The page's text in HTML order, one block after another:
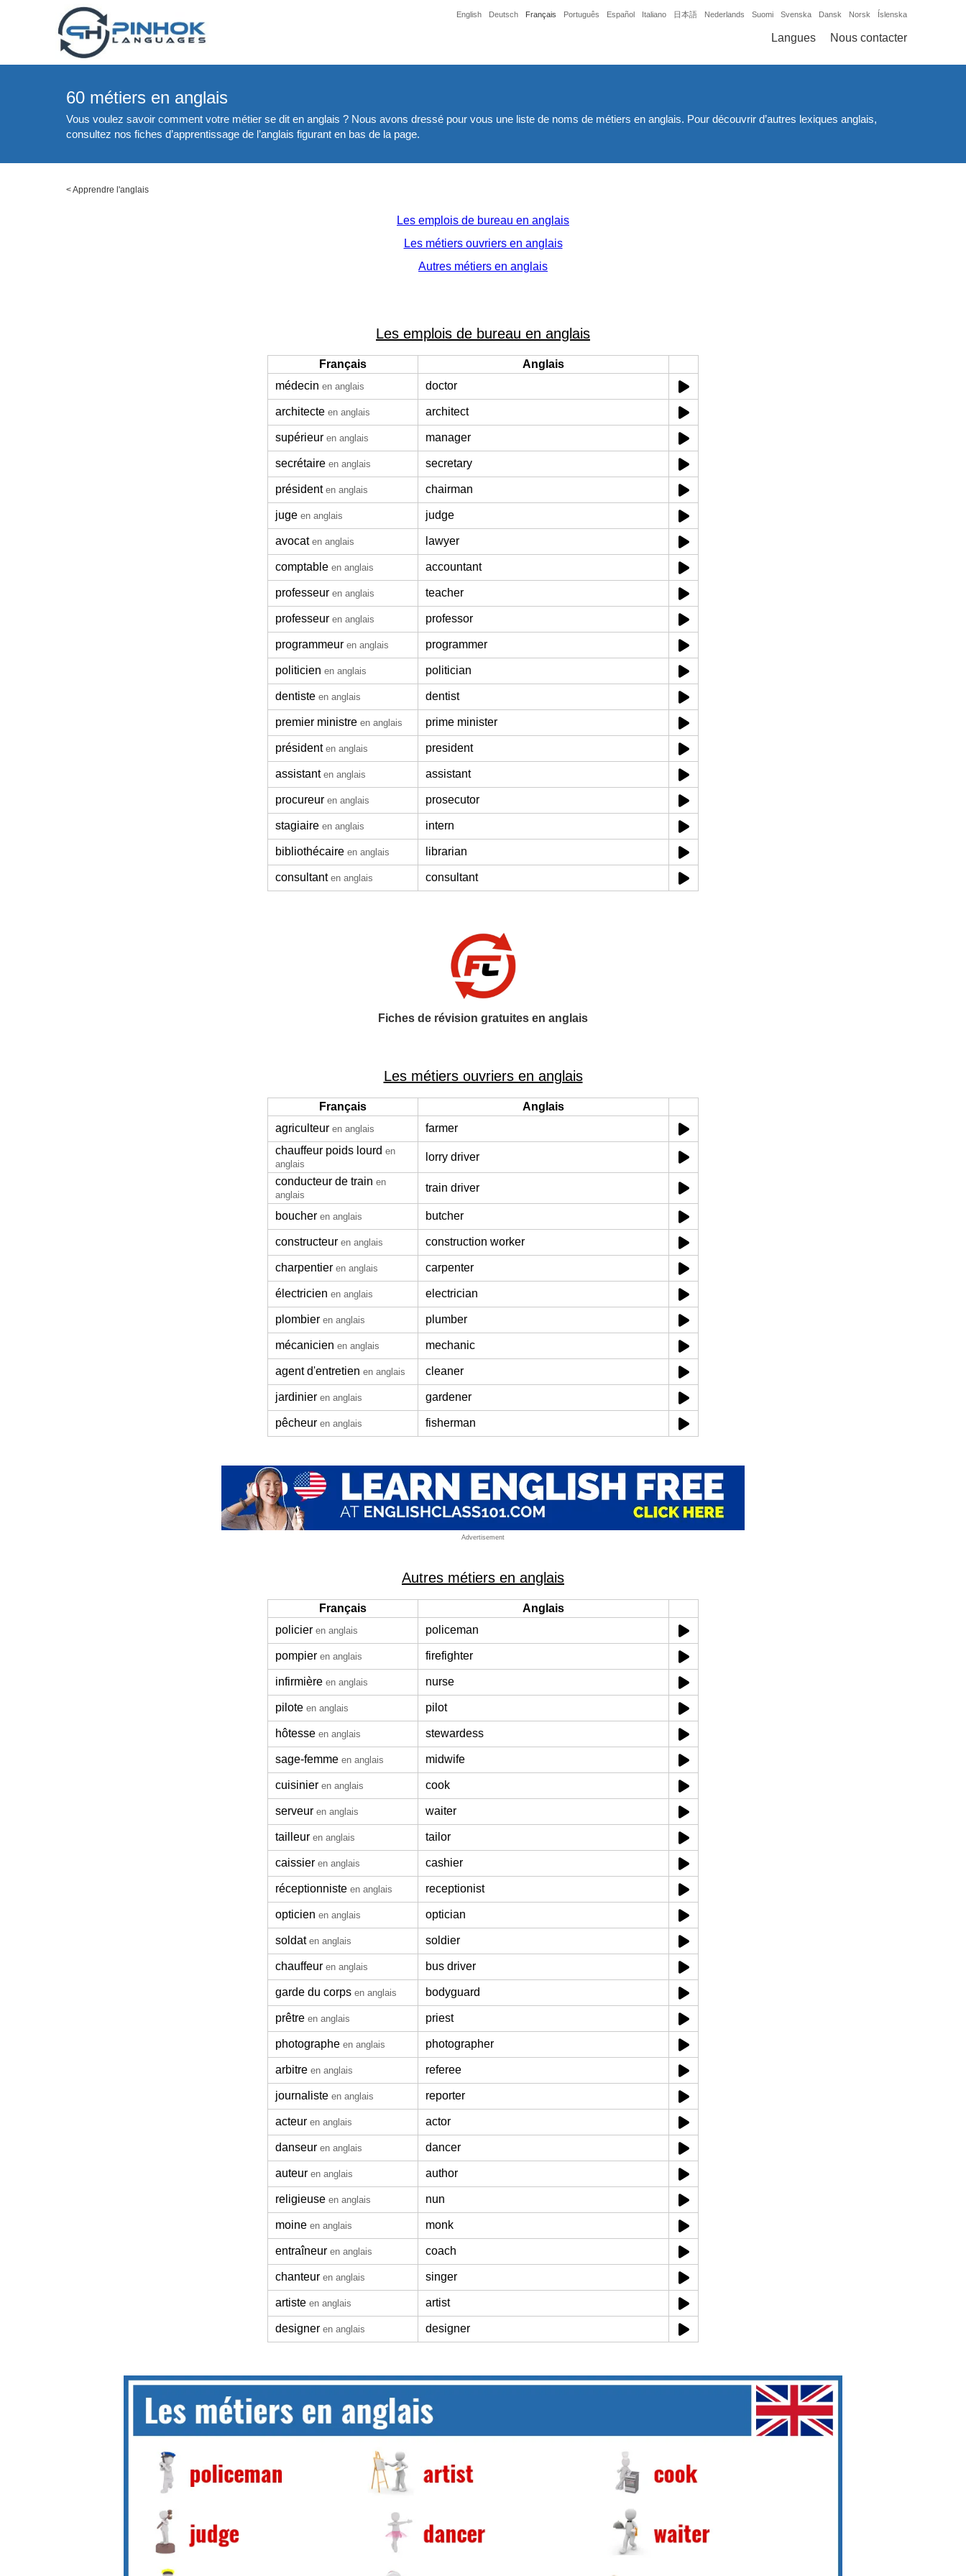
English Deutsch Français Português Español Italiano 日本語 Nederlands Suomi Svenska Dansk Norsk Íslenska
Langues Nous contacter
60 métiers en anglais
Vous voulez savoir comment votre métier se dit en anglais ? Nous avons dressé pour vous une liste de noms de métiers en anglais. Pour découvrir d’autres lexiques anglais,
consultez nos fiches d’apprentissage de l’anglais figurant en bas de la page.
<Apprendre l'anglais
Les emplois de bureau en anglais
Les métiers ouvriers en anglais
Autres métiers en anglais
Les emplois de bureau en anglais
Français
Anglais
médecin en anglais doctor
architecte en anglais architect
supérieur en anglais manager
secrétaire en anglais secretary
président en anglais chairman
juge en anglais judge
avocat en anglais lawyer
comptable en anglais accountant
professeur en anglais teacher
professeur en anglais professor
programmeur en anglais programmer
politicien en anglais politician
dentiste en anglais dentist
premier ministre en anglais prime minister
président en anglais president
assistant en anglais assistant
procureur en anglais prosecutor
stagiaire en anglais intern
bibliothécaire en anglais librarian
consultant en anglais consultant
Fiches de révision gratuites en anglais
Les métiers ouvriers en anglais
Français
Anglais
agriculteur en anglais
farmer
chauffeur poids lourd en
anglais
lorry driver
conducteur de train en
anglais
train driver
boucher en anglais butcher
constructeur en anglais construction worker
charpentier en anglais carpenter
électricien en anglais electrician
plombier en anglais plumber
mécanicien en anglais mechanic
agent d'entretien en anglais cleaner
jardinier en anglais gardener
pêcheur en anglais fisherman
Advertisement
Autres métiers en anglais
Français
Anglais
policier en anglais policeman
pompier en anglais firefighter
infirmière en anglais nurse
pilote en anglais pilot
hôtesse en anglais stewardess
sage-femme en anglais midwife
cuisinier en anglais cook
serveur en anglais waiter
tailleur en anglais tailor
caissier en anglais cashier
réceptionniste en anglais receptionist
opticien en anglais optician
soldat en anglais soldier
chauffeur en anglais bus driver
garde du corps en anglais bodyguard
prêtre en anglais priest
photographe en anglais photographer
arbitre en anglais referee
journaliste en anglais reporter
acteur en anglais actor
danseur en anglais dancer
auteur en anglais author
religieuse en anglais nun
moine en anglais monk
entraîneur en anglais coach
chanteur en anglais singer
artiste en anglais artist
designer en anglais designer